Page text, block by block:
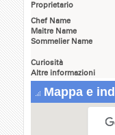
Proprietario
Chef Name
Maitre Name
Sommelier Name
Curiosità
Altre informazioni
Mappa e